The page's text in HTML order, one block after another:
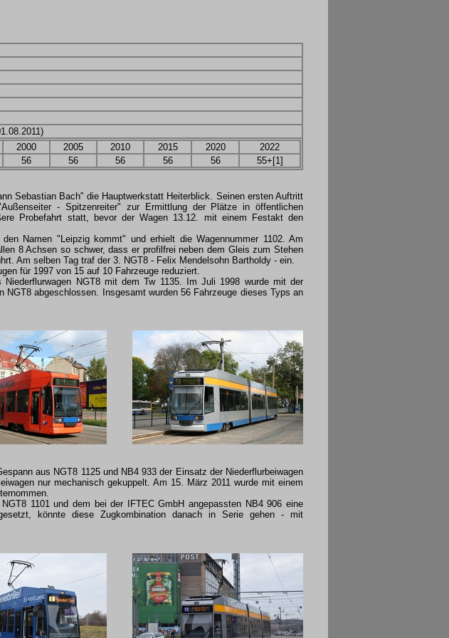
2000 2005 2010 2015 2020
2022
56 56 56 56 56 55+[1]
Sebastian Bach" die Hauptwerkstatt Heiterblick. Seinen ersten Auftritt
- Spitzenreiter" zur Ermittlung der Plätze in öffentlichen
Probefahrt statt, bevor der Wagen 13.12. mit einem Festakt den
Namen "Leipzig kommt" und erhielt die Wagennummer 1102. Am
8 Achsen so schwer, dass er profilfrei neben dem Gleis zum Stehen
Am selben Tag traf der 3. NGT8 - Felix Mendelsohn Bartholdy - ein.
für 1997 von 15 auf 10 Fahrzeuge reduziert.
NGT8 mit dem Tw 1135. Im Juli 1998 wurde mit der
NGT8 abgeschlossen. Insgesamt wurden 56 Fahrzeuge dieses Typs an
aus NGT8 1125 und NB4 933 der Einsatz der Niederflurbeiwagen
nur mechanisch gekuppelt. Am 15. März 2011 wurde mit einem
1101 und dem bei der IFTEC GmbH angepassten NB4 906 eine
könnte diese Zugkombination danach in Serie gehen - mit